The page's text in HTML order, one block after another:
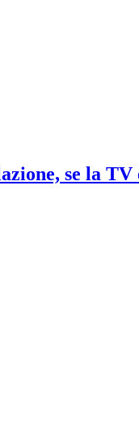
se la